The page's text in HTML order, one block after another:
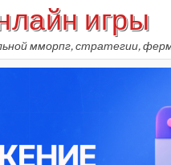
игры
мморпг, стратегии,